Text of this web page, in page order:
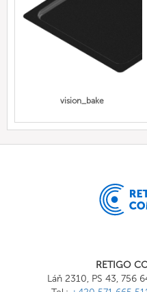
vision_bake
RETIGO
Láň 2310, PS 43, 756